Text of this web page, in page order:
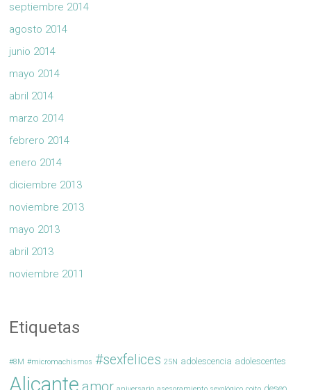
septiembre 2014
agosto 2014
junio 2014
mayo 2014
abril 2014
marzo 2014
febrero 2014
enero 2014
diciembre 2013
noviembre 2013
mayo 2013
abril 2013
noviembre 2011
Etiquetas
#8M #micromachismos #sexfelices 25N adolescencia adolescentes
Alicante